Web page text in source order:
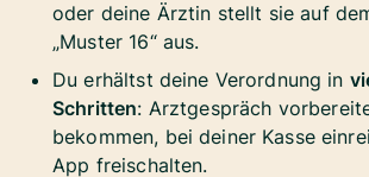
oder deine Ärztin stellt sie auf
„Muster 16“ aus.
Du erhältst deine Verordnung in
Schritten: Arztgespräch
bekommen, bei deiner Kasse
App freischalten.